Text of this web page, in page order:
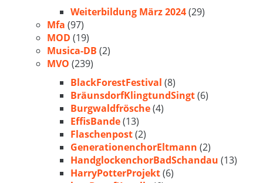
Weiterbildung März 2024(29)
Mfa (97)
MOD (19)
Musica-DB (2)
MVO (239)
BlackForestFestival (8)
BräunsdorfKlingtundSingt(6)
Burgwaldfrösche(4)
EffisBande(13)
Flaschenpost(2)
GenerationenchorEltmann (2)
HandglockenchorBadSchandau (13)
HarryPotterProjekt(6)